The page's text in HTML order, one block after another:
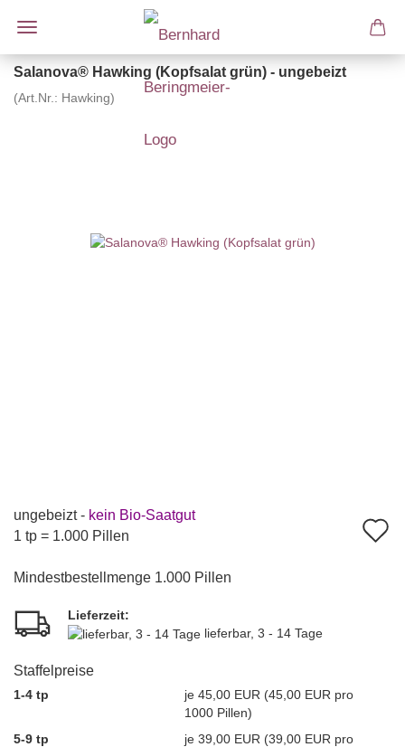
Salanova® Hawking (Kopfsalat grün) - ungebeizt
(Art.Nr.: Hawking)
ungebeizt - kein Bio-Saatgut
1 tp = 1.000 Pillen
Mindestbestellmenge 1.000 Pillen
Lieferzeit:
lieferbar, 3 - 14 Tage
Staffelpreise
1-4 tp
je 45,00 EUR (45,00 EUR pro
1000 Pillen)
5-9 tp
je 39,00 EUR (39,00 EUR pro